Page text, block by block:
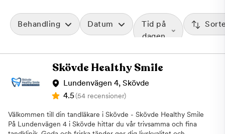
Behandling Datum
Tid på
dagen
Skövde Healthy Smile
Lundenvägen 4, Skövde
4.5(54 recensioner)
Välkommen till din tandläkare i Skövde - Skövde Healthy Smile
På Lundenvägen 4 i Skövde hittar du vår trivsamma och fina